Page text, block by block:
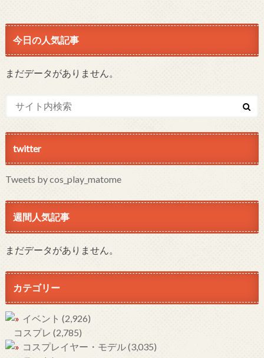
今日の人気記事
まだデータがありません。
twitter
Tweets by cos_play_matome
週間人気記事
まだデータがありません。
カテゴリー
イベント (2,926)
コスプレ (2,785)
コスプレイヤー・モデル(3,035)